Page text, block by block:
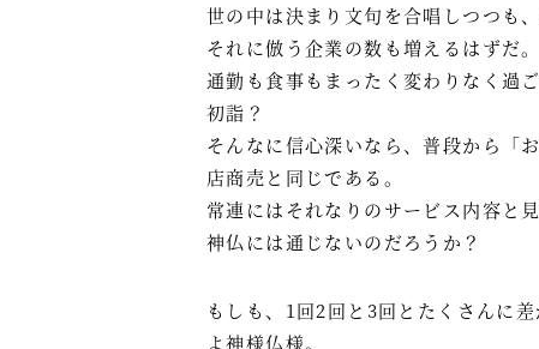
世の中は決まり文句を合唱しつつも
それに倣う企業の数も増えるはずだ。
通勤も食事もまったく変わりなく過
初詣？
そんなに信心深いなら、普段から「
店商売と同じである。
常連にはそれなりのサービス内容と見
神仏には通じないのだろうか？
もしも、1回2回と3回とたくさんに
よ神様仏様。